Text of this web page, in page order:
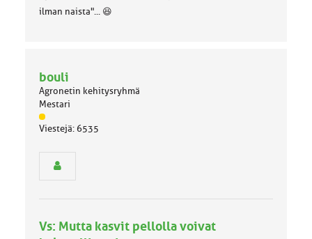
ilman naista"... 😆
bouli
Agronetin kehitysryhmä
Mestari
J
ä
m
Viestejä: 6535
Vs: Mutta kasvit pellolla voivat